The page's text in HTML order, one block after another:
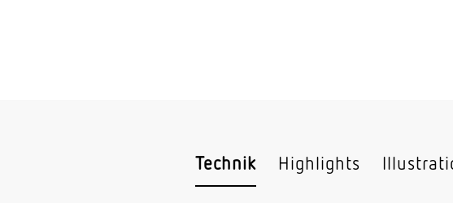
Technik Highlights